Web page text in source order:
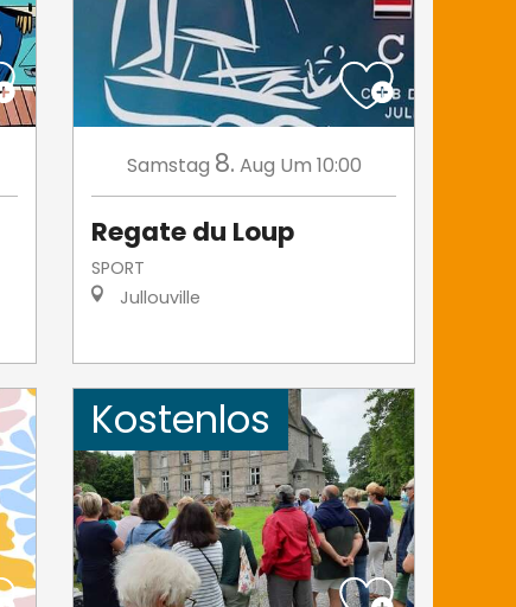
Samstag 8. Aug Um 10:00
Regate du Loup
SPORT
Jullouville
Kostenlos